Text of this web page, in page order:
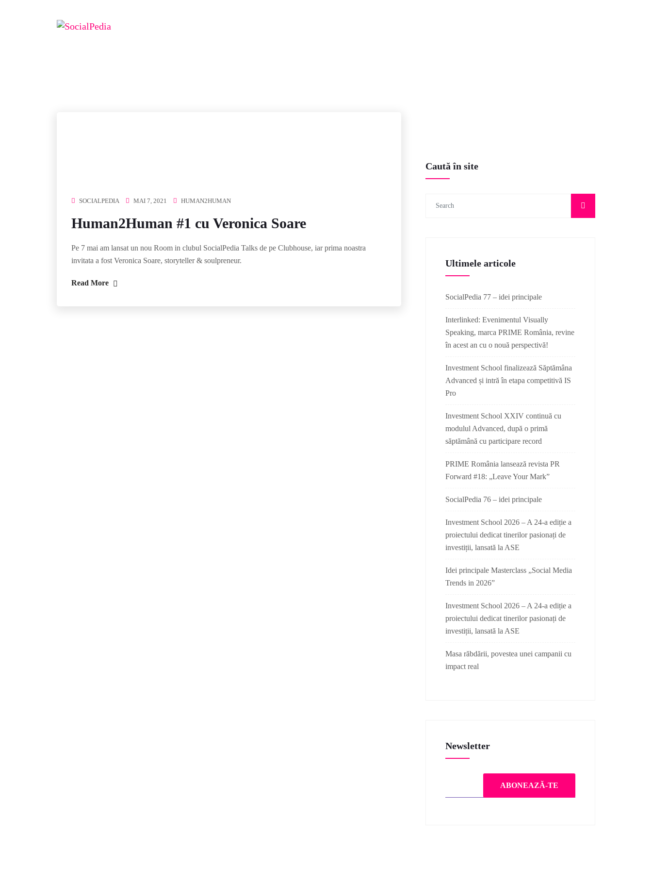
SOCIALPEDIA MAI 7, 2021 HUMAN2HUMAN
Human2Human #1 cu Veronica Soare
Pe 7 mai am lansat un nou Room in clubul SocialPedia Talks de pe Clubhouse, iar prima noastra
invitata a fost Veronica Soare, storyteller & soulpreneur.
Read More
Caută în site
Ultimele articole
SocialPedia 77 – idei principale
Interlinked: Evenimentul Visually
Speaking, marca PRIME România, revine
în acest an cu o nouă perspectivă!
Investment School finalizează Săptămâna
Advanced și intră în etapa competitivă IS
Pro
Investment School XXIV continuă cu
modulul Advanced, după o primă
săptămână cu participare record
PRIME România lansează revista PR
Forward #18: „Leave Your Mark”
SocialPedia 76 – idei principale
Investment School 2026 – A 24-a ediție a
proiectului dedicat tinerilor pasionați de
investiții, lansată la ASE
Idei principale Masterclass „Social Media
Trends in 2026”
Investment School 2026 – A 24-a ediție a
proiectului dedicat tinerilor pasionați de
investiții, lansată la ASE
Masa răbdării, povestea unei campanii cu
impact real
Newsletter